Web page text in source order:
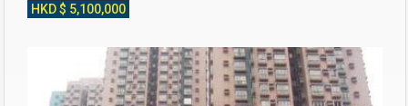
HKD $ 5,100,000